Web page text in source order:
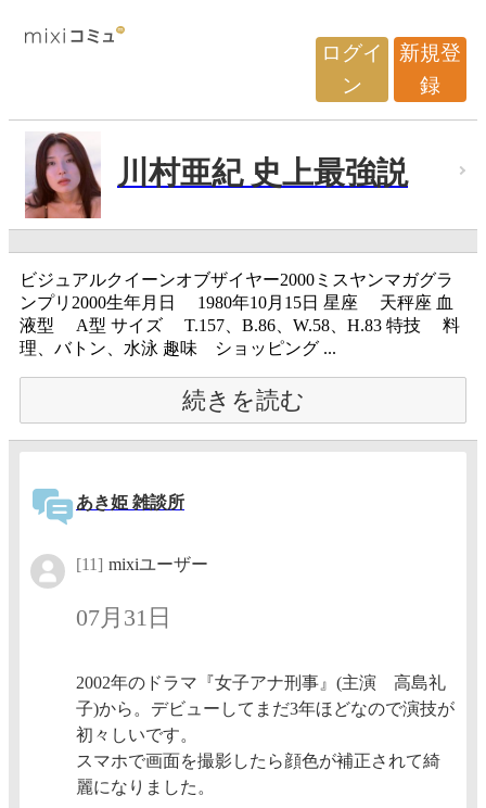
ログイ
ン
新規登
録
川村亜紀 史上最強説
ビジュアルクイーンオブザイヤー2000ミスヤンマガグラ
ンプリ2000生年月日 1980年10月15日 星座 天秤座 血
液型 A型 サイズ T.157、B.86、W.58、H.83 特技 料
理、バトン、水泳 趣味 ショッピング ...
続きを読む
あき姫 雑談所
[11] mixiユーザー
07月31日
2002年のドラマ『女子アナ刑事』(主演 高島礼
子)から。デビューしてまだ3年ほどなので演技が
初々しいです。
スマホで画面を撮影したら顔色が補正されて綺
麗になりました。